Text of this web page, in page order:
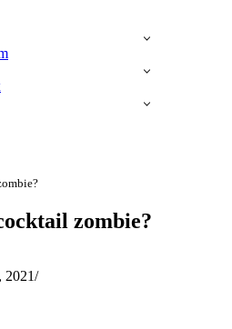
zombie?
2021